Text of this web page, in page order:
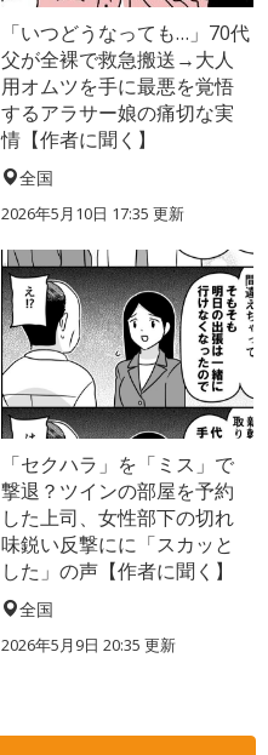
「いつどうなっても…」70代
父が全裸で救急搬送→大人
用オムツを手に最悪を覚悟
するアラサー娘の痛切な実
情【作者に聞く】
全国
2026年5月10日 17:35 更新
「セクハラ」を「ミス」で
撃退？ツインの部屋を予約
した上司、女性部下の切れ
味鋭い反撃にに「スカッと
した」の声【作者に聞く】
全国
2026年5月9日 20:35 更新